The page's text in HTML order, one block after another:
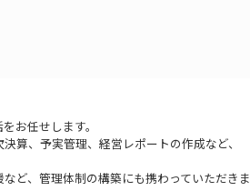
お任せします。
算、予実管理、経営レポートの作成など、
ど、管理体制の構築にも携わっていただきま